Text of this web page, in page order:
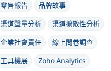
零售報告
品牌故事
渠道聲量分析
渠道擴散性分析
企業社會責任
線上問卷調查
工具機展
Zoho Analytics